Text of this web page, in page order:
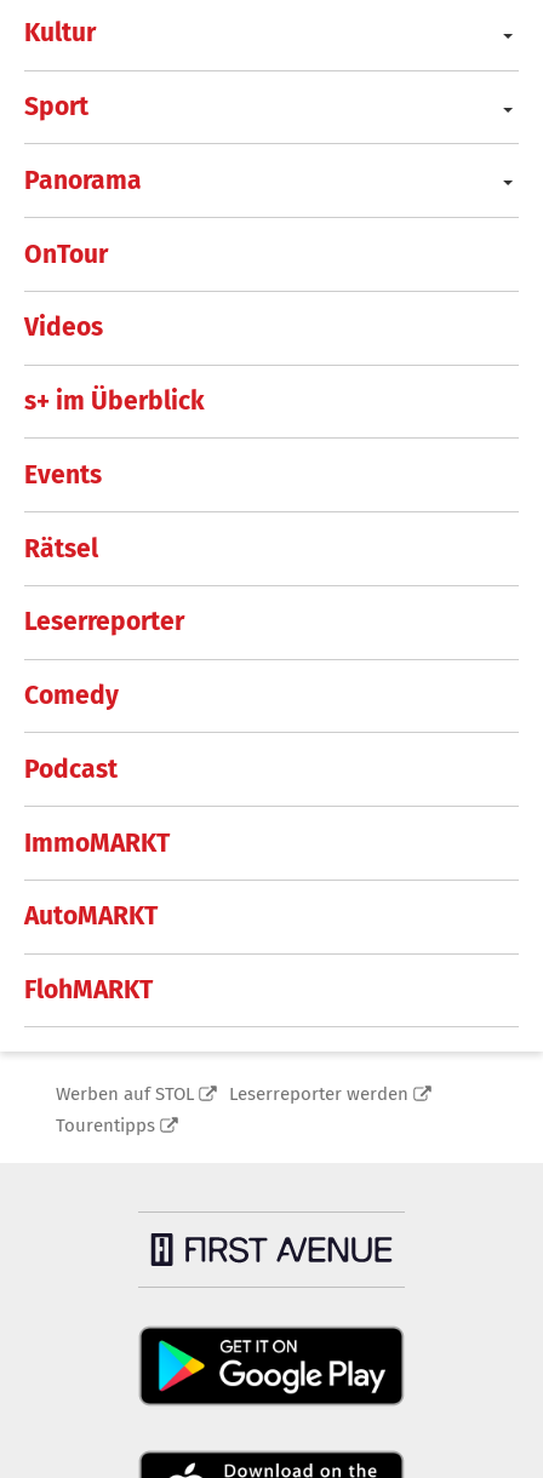
Kultur
Sport
Panorama
OnTour
Videos
s+ im Überblick
Events
Rätsel
Leserreporter
Comedy
Podcast
ImmoMARKT
AutoMARKT
FlohMARKT
Werben auf STOL
Leserreporter werden
Tourentipps